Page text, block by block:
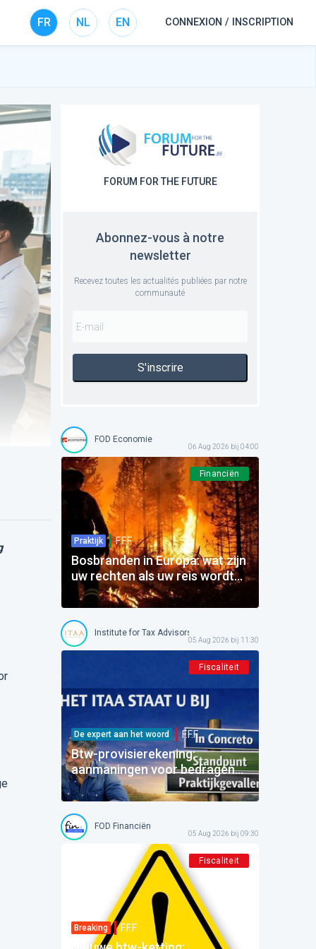
FR NL EN CONNEXION / INSCRIPTION
FORUM FOR THE FUTURE
Abonnez-vous à notre
newsletter
Recevez toutes les actualités publiées par notre
communauté
S'inscrire
FOD Economie
06 Aug 2026 bij 04:00
Financiën
Praktijk F.F.F.
Bosbranden in Europa: wat zijn
uw rechten als uw reis wordt
beïnvloed?
Institute for Tax Advisors and Accountants
05 Aug 2026 bij 11:30
Fiscaliteit
De expert aan het woord F.F.F.
Btw-provisierekening:
aanmaningen voor bedragen
die al betaald zijn
FOD Financiën
05 Aug 2026 bij 09:30
Fiscaliteit
Breaking F.F.F.